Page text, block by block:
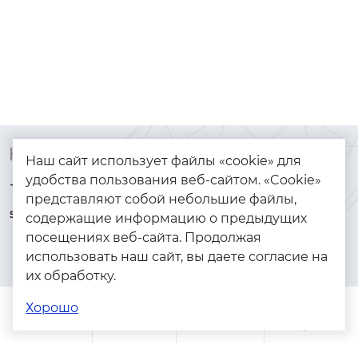
Контакты
+7 (925) 144-64-73
serebryanyye.grani@mail.ru
Каталог
Браслеты
Золото
Серебро
Помощь
Наш сайт использует файлы «cookie» для
удобства пользования веб-сайтом. «Cookie»
представляют собой небольшие файлы,
содержащие информацию о предыдущих
посещениях веб-сайта. Продолжая
использовать наш сайт, вы даете согласие на
их обработку.
Хорошо